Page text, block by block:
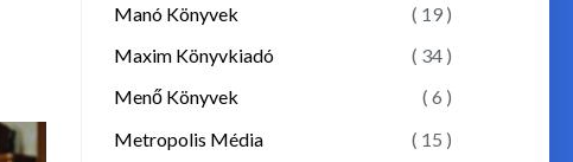
Manó Könyvek
( 19 )
Maxim Könyvkiadó
( 34 )
Menő Könyvek
( 6 )
Metropolis Média
( 15 )